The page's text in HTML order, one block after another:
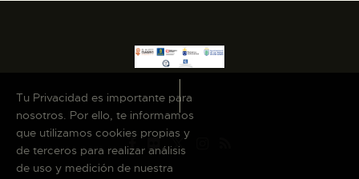
Tu Privacidad es importante para
nosotros. Por ello, te informamos
que utilizamos cookies propias y
de terceros para realizar análisis
de uso y medición de nuestra